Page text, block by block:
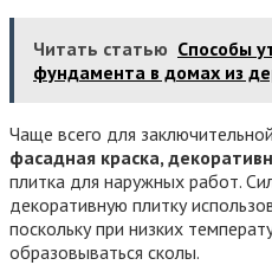
Читать статью Способы
фундамента в домах из
Чаще всего для
фасадная краска,
плитка для наружных работ.
декоративную плитку
поскольку при низких
образовываться сколы.